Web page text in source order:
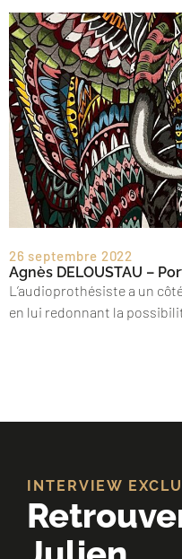
26 septembre 2022
Agnès DELOUSTAU –
L’audioprothésiste a un
en lui redonnant la
INTERVIEW